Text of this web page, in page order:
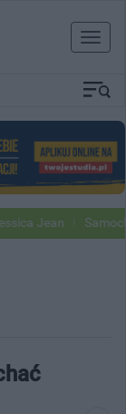
Toggle
Samochody